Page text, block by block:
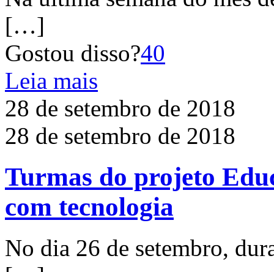
[…]
Gostou disso?40
Leia mais
28 de setembro de 2018
28 de setembro de 2018
Turmas do projeto
com tecnologia
No dia 26 de setembro,